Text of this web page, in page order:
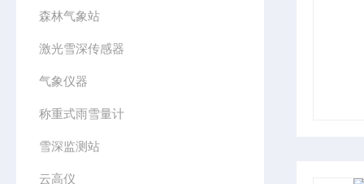
森林气象站
激光雪深传感器
气象仪器
称重式雨雪量计
雪深监测站
云高仪